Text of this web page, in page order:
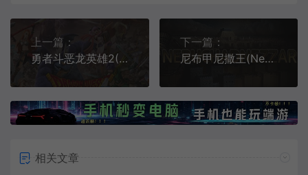
上一篇：
勇者斗恶龙英雄2(DRAGON QUEST HEROES II)卡通动作RPG游戏|下载
下一篇：
尼布甲尼撒王(Nebuchadnezzar)简中|PC|SIM|古巴比伦王国都市经营模拟游戏
相关文章